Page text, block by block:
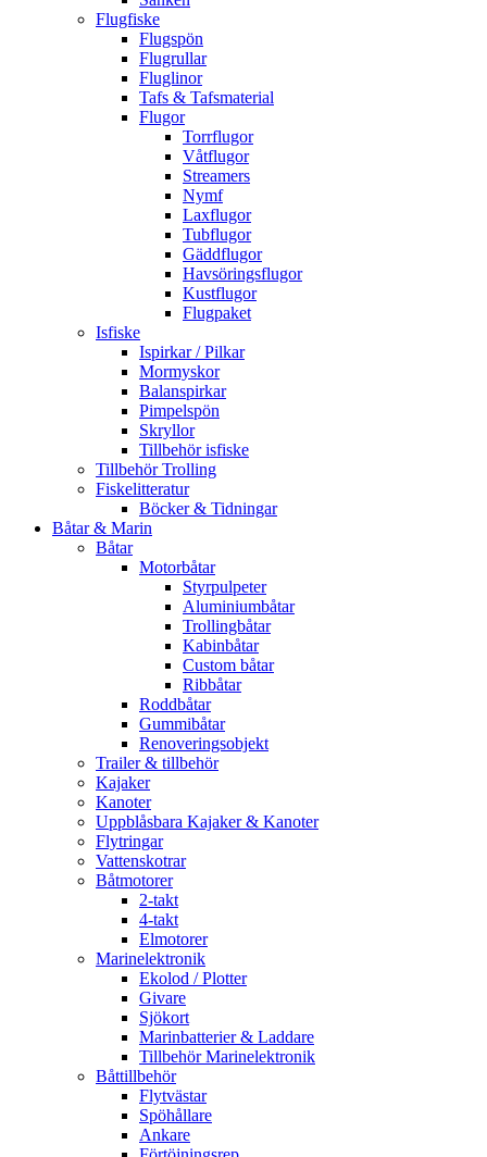
Flugfiske
Flugspön
Flugrullar
Fluglinor
Tafs & Tafsmaterial
Flugor
Torrflugor
Våtflugor
Streamers
Nymf
Laxflugor
Tubflugor
Gäddflugor
Havsöringsflugor
Kustflugor
Flugpaket
Isfiske
Ispirkar / Pilkar
Mormyskor
Balanspirkar
Pimpelspön
Skryllor
Tillbehör isfiske
Tillbehör Trolling
Fiskelitteratur
Böcker & Tidningar
Båtar & Marin
Båtar
Motorbåtar
Styrpulpeter
Aluminiumbåtar
Trollingbåtar
Kabinbåtar
Custom båtar
Ribbåtar
Roddbåtar
Gummibåtar
Renoveringsobjekt
Trailer & tillbehör
Kajaker
Kanoter
Uppblåsbara Kajaker & Kanoter
Flytringar
Vattenskotrar
Båtmotorer
2-takt
4-takt
Elmotorer
Marinelektronik
Ekolod / Plotter
Givare
Sjökort
Marinbatterier & Laddare
Tillbehör Marinelektronik
Båttillbehör
Flytvästar
Spöhållare
Ankare